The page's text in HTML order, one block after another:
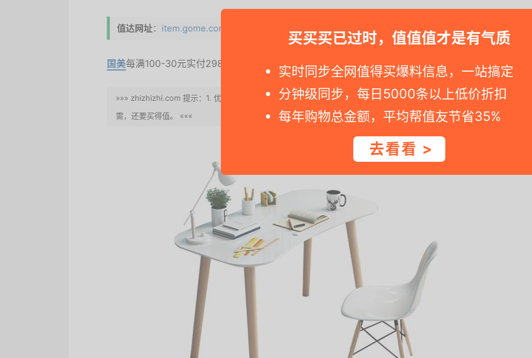
买买买已过时，值值值才是有气质
实时同步全网值得买爆料信息，一站搞定
分钟级同步，每日5000条以上低价折扣
每年购物总金额，平均帮值友节省35%
去看看 >
值达网址： item.gome.com.cn/A0006471407-pop801201325....
国美每满100-30元实付298元包邮，入手好价，需要的可以去看看。
»»» zhizhizhi.com 提示：1. 优惠会过期，请尽快去买。2. 值值值倡导合理“剁手”，不能不停买买买，买己所
需，还要买得值。 «««